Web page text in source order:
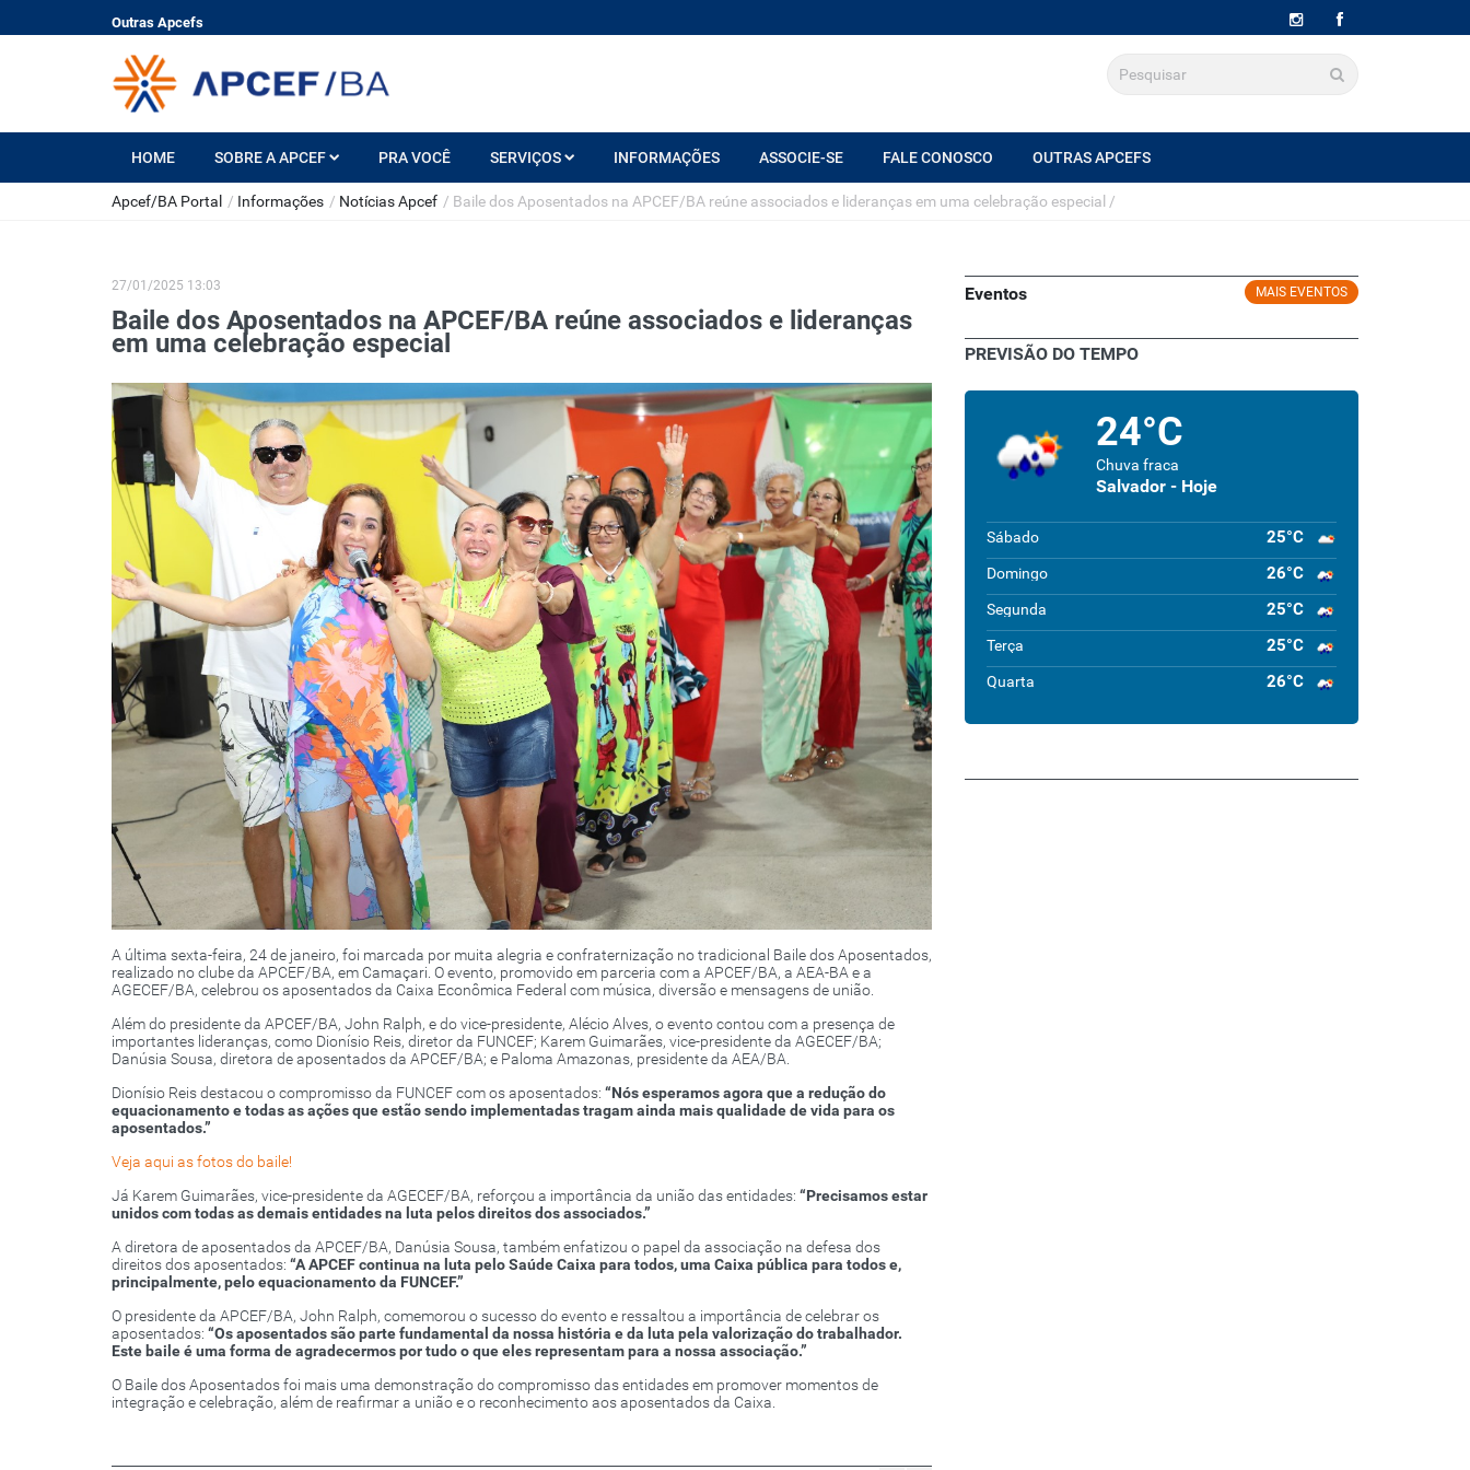
Outras Apcefs
HOME SOBRE A APCEF PRA VOCÊ SERVIÇOS INFORMAÇÕES ASSOCIE-SE FALE CONOSCO OUTRAS APCEFS
Apcef/BA Portal / Informações / Notícias Apcef / Baile dos Aposentados na APCEF/BA reúne associados e lideranças em uma celebração especial /
27/01/2025 13:03
Baile dos Aposentados na APCEF/BA reúne associados e lideranças
em uma celebração especial
A última sexta-feira, 24 de janeiro, foi marcada por muita alegria e confraternização no tradicional Baile dos Aposentados,
realizado no clube da APCEF/BA, em Camaçari. O evento, promovido em parceria com a APCEF/BA, a AEA-BA e a
AGECEF/BA, celebrou os aposentados da Caixa Econômica Federal com música, diversão e mensagens de união.
Além do presidente da APCEF/BA, John Ralph, e do vice-presidente, Alécio Alves, o evento contou com a presença de
importantes lideranças, como Dionísio Reis, diretor da FUNCEF; Karem Guimarães, vice-presidente da AGECEF/BA;
Danúsia Sousa, diretora de aposentados da APCEF/BA; e Paloma Amazonas, presidente da AEA/BA.
Dionísio Reis destacou o compromisso da FUNCEF com os aposentados: “Nós esperamos agora que a redução do
equacionamento e todas as ações que estão sendo implementadas tragam ainda mais qualidade de vida para os
aposentados.”
Veja aqui as fotos do baile!
Já Karem Guimarães, vice-presidente da AGECEF/BA, reforçou a importância da união das entidades: “Precisamos estar
unidos com todas as demais entidades na luta pelos direitos dos associados.”
A diretora de aposentados da APCEF/BA, Danúsia Sousa, também enfatizou o papel da associação na defesa dos
direitos dos aposentados: “A APCEF continua na luta pelo Saúde Caixa para todos, uma Caixa pública para todos e,
principalmente, pelo equacionamento da FUNCEF.”
O presidente da APCEF/BA, John Ralph, comemorou o sucesso do evento e ressaltou a importância de celebrar os
aposentados: “Os aposentados são parte fundamental da nossa história e da luta pela valorização do trabalhador.
Este baile é uma forma de agradecermos por tudo o que eles representam para a nossa associação.”
O Baile dos Aposentados foi mais uma demonstração do compromisso das entidades em promover momentos de
integração e celebração, além de reafirmar a união e o reconhecimento aos aposentados da Caixa.
MAIS EVENTOS
Eventos
PREVISÃO DO TEMPO
24°C
Chuva fraca
Salvador - Hoje
Sábado 25°C
Domingo 26°C
Segunda 25°C
Terça 25°C
Quarta 26°C